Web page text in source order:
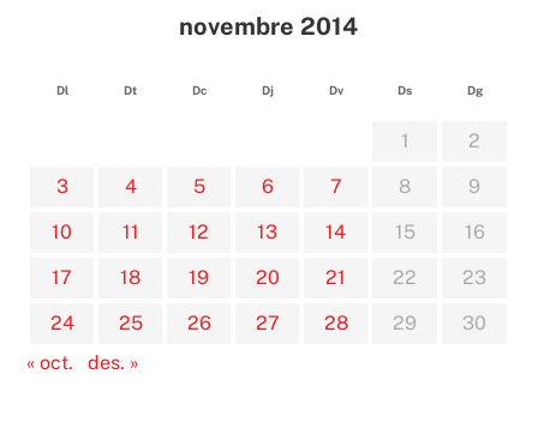
novembre 2014
Dl Dt Dc Dj Dv Ds Dg
1
2
3
4 5 6 7 8
9
10
11 12 13 14 15
16
17
18 19 20 21 22
23
24
25 26 27 28 29
30
« oct.
des. »